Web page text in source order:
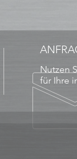
Nutzen
für Ihre